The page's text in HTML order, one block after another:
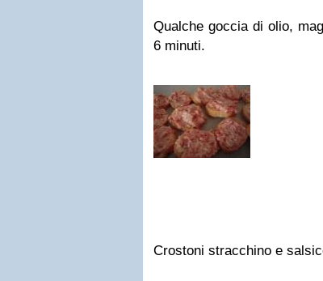
Qualche goccia di olio,
6 minuti.
Crostoni stracchino e